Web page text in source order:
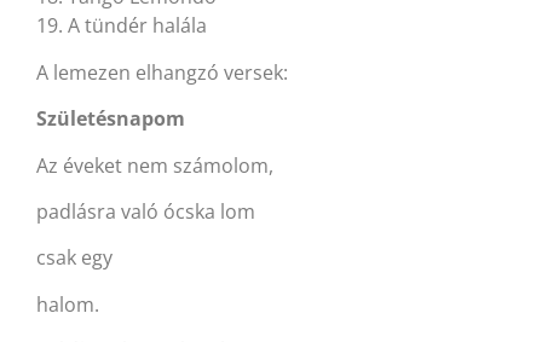
19. A tündér halála
A lemezen elhangzó versek:
Születésnapom
Az éveket nem számolom,
padlásra való ócska lom
csak egy
halom.